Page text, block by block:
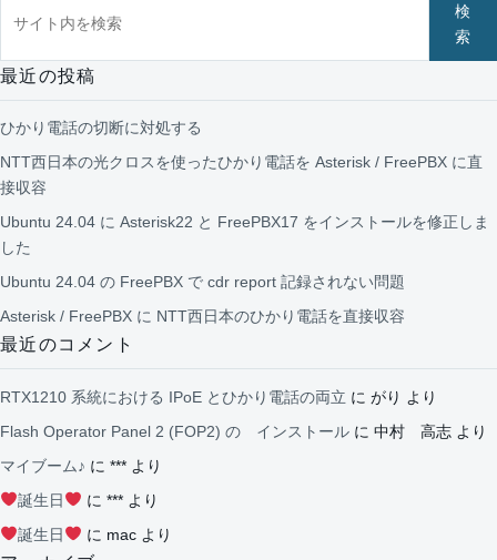
検
索
最近の投稿
ひかり電話の切断に対処する
NTT西日本の光クロスを使ったひかり電話を Asterisk / FreePBX に直
接収容
Ubuntu 24.04 に Asterisk22 と FreePBX17 をインストールを修正しま
した
Ubuntu 24.04 の FreePBX で cdr report 記録されない問題
Asterisk / FreePBX に NTT西日本のひかり電話を直接収容
最近のコメント
RTX1210 系統における IPoE とひかり電話の両立 に がり より
Flash Operator Panel 2 (FOP2) の インストール に 中村 高志 より
マイブーム♪ に *** より
誕生日
に ***より
誕生日
に macより